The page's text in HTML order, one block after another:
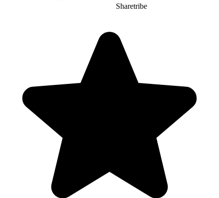
Sharetribe